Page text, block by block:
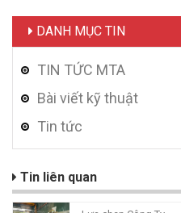
DANH MỤC TIN
TIN TỨC MTA
Bài viết kỹ thuật
Tin tức
Tin liên quan